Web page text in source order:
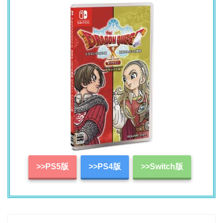
>>PS5版 >>PS4版 >>Switch版